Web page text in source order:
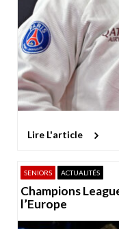
Lire L'article
SENIORS ACTUALITÉS
Champions
l’Europe